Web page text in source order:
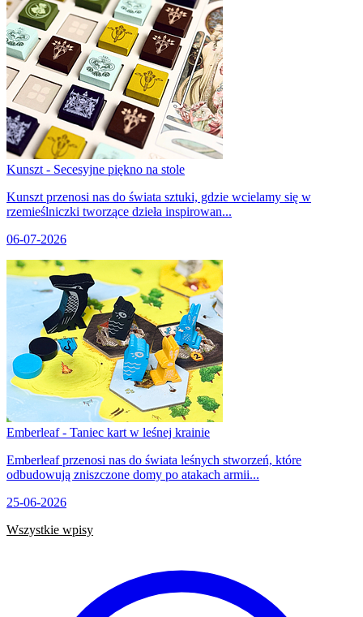
Kunszt - Secesyjne piękno na stole
Kunszt przenosi nas do świata sztuki, gdzie wcielamy się w
rzemieślniczki tworzące dzieła inspirowan...
06-07-2026
Emberleaf - Taniec kart w leśnej krainie
Emberleaf przenosi nas do świata leśnych stworzeń, które
odbudowują zniszczone domy po atakach armii...
25-06-2026
Wszystkie wpisy